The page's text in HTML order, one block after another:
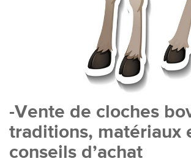
-Vente de cloches
traditions, matériaux
conseils d’achat